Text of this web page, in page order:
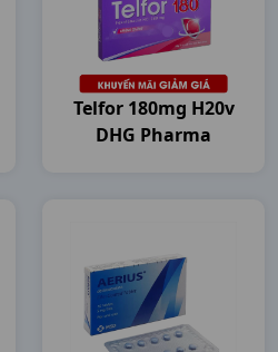
Telfor 180mg H20v
DHG Pharma